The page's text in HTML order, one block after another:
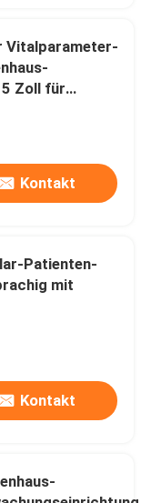
Vitalparameter-
Zoll für
Kontakt
Patienten-
mit
Kontakt